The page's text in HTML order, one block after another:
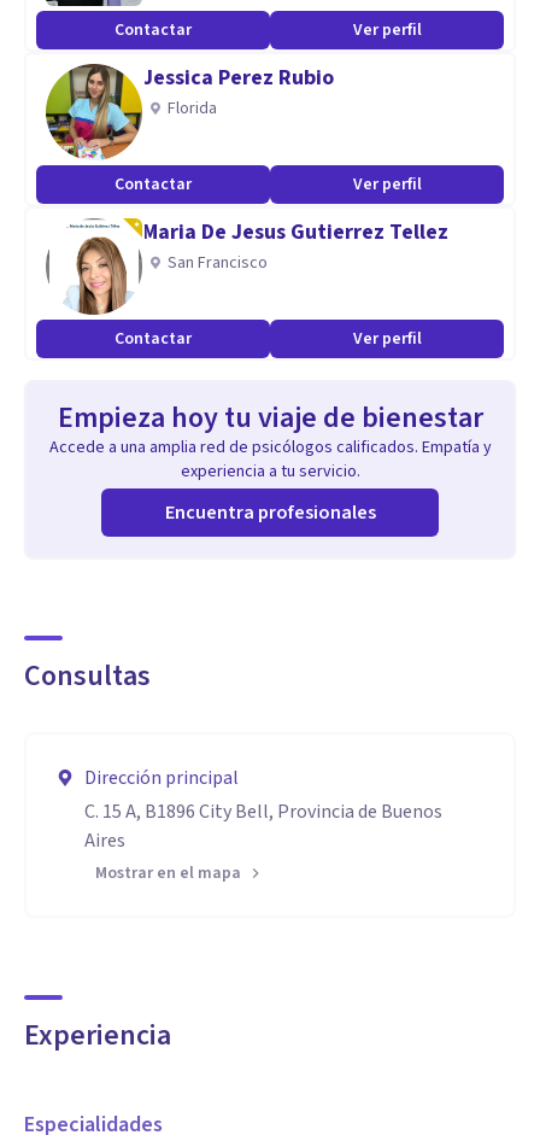
Contactar Ver perfil
Jessica Perez Rubio
Florida
Contactar Ver perfil
Maria De Jesus Gutierrez Tellez
San Francisco
Contactar Ver perfil
Empieza hoy tu viaje de bienestar
Accede a una amplia red de psicólogos calificados. Empatía y
experiencia a tu servicio.
Encuentra profesionales
Consultas
Dirección principal
C. 15 A, B1896 City Bell, Provincia de Buenos
Aires
Mostrar en el mapa
Experiencia
Especialidades